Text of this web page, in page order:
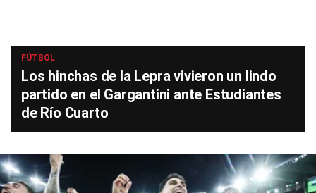
FÚTBOL
Los hinchas de la Lepra vivieron un lindo
partido en el Gargantini ante Estudiantes
de Río Cuarto